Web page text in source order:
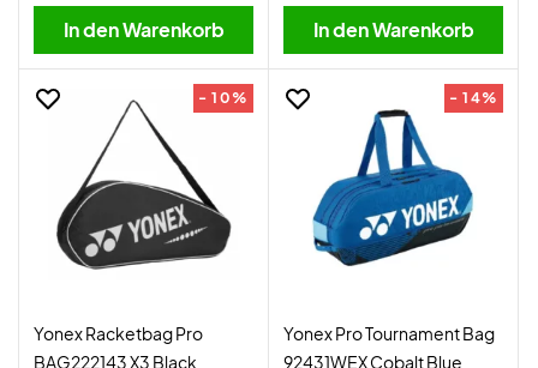
In den Warenkorb In den Warenkorb
- 10%
Yonex Racketbag Pro
BAG222143 X3 Black
- 14%
Yonex Pro Tournament Bag
92431WEX Cobalt Blue